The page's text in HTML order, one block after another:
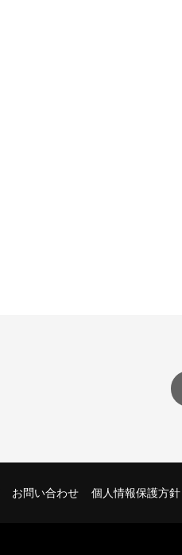
お問い合わせ 個人情報保護方針